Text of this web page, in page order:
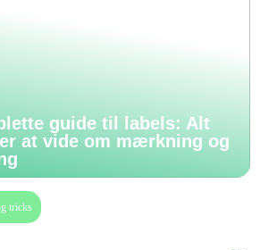
guide til labels: Alt
at vide om mærkning og
tricks